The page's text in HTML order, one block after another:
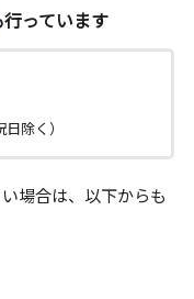
行っています
除く）
場合は、以下からも